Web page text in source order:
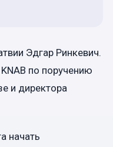
Эдгар Ринкевич.
по поручению
и директора
начать